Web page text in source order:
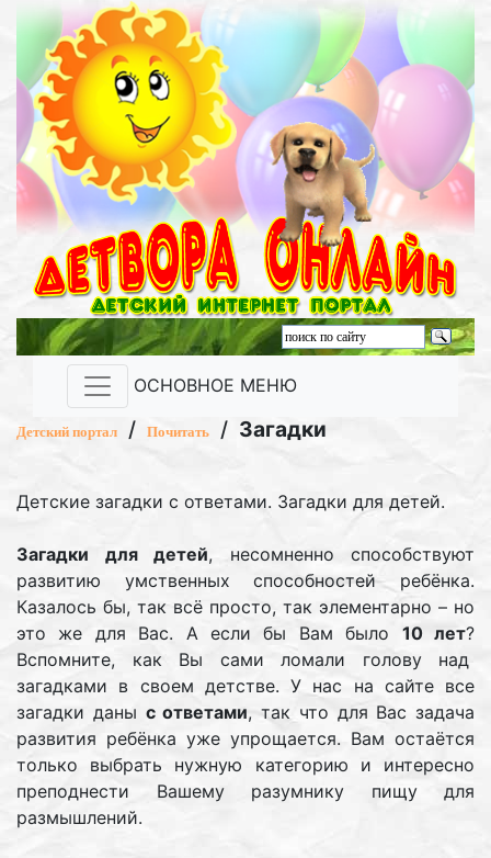
ОСНОВНОЕ МЕНЮ
Детский портал / Почитать / Загадки
Детские загадки с ответами. Загадки для детей.
Загадки для детей, несомненно способствуют
развитию умственных способностей ребёнка.
Казалось бы, так всё просто, так элементарно – но
это же для Вас. А если бы Вам было 10 лет?
Вспомните, как Вы сами ломали голову над
загадками в своем детстве. У нас на сайте все
загадки даны с ответами, так что для Вас задача
развития ребёнка уже упрощается. Вам остаётся
только выбрать нужную категорию и интересно
преподнести Вашему разумнику пищу для
размышлений.